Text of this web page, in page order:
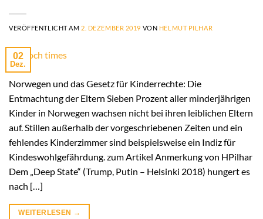
VERÖFFENTLICHT AM 2. DEZEMBER 2019 VON HELMUT PILHAR
02
Dez.
Norwegen und das Gesetz für Kinderrechte: Die
Entmachtung der Eltern Sieben Prozent aller minderjährigen
Kinder in Norwegen wachsen nicht bei ihren leiblichen Eltern
auf. Stillen außerhalb der vorgeschriebenen Zeiten und ein
fehlendes Kinderzimmer sind beispielsweise ein Indiz für
Kindeswohlgefährdung. zum Artikel Anmerkung von HPilhar
Dem „Deep State“ (Trump, Putin – Helsinki 2018) hungert es
nach […]
WEITERLESEN →